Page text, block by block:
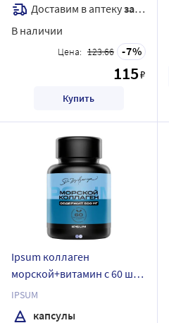
Доставим в аптекузавтра
В наличии
Цена: 123.66 7
115₽
Купить
Ipsum коллаген
морской+витамин с 60 шт.
капсулы массой 728 мг
IPSUM
капсулы